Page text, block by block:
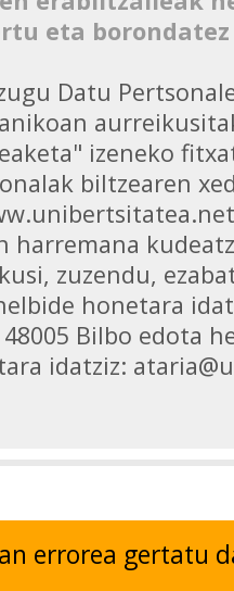
eta
Datu
izeneko
biltzearen
harremana
zuzendu,
honetara
Bilbo edota
idatziz:
errorea gertatu